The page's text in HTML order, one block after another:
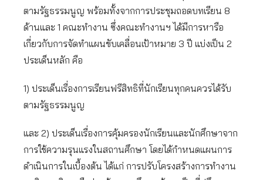
ตามรัฐธรรมนูญ พร้อมทั้งจากการประชุมถอดบทเรียน 8
ด้านและ 1 คณะทำงาน ซึ่งคณะทำงานฯ ได้มีการหารือ
เกี่ยวกับการจัดทำแผนขับเคลื่อนเป้าหมาย 3 ปี แบ่งเป็น 2
ประเด็นหลัก คือ
1) ประเด็นเรื่องการเรียนฟรีสิทธิที่นักเรียนทุกคนควรได้รับ
ตามรัฐธรรมนูญ
และ 2) ประเด็นเรื่องการคุ้มครองนักเรียนและนักศึกษาจาก
การใช้ความรุนแรงในสถานศึกษา โดยได้กำหนดแผนการ
ดำเนินการในเบื้องต้น ได้แก่ การปรับโครงสร้างการทำงาน